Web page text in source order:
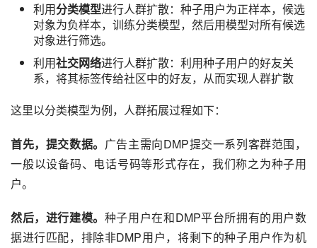
利用分类模型进行人群扩散：种子用户为正样本，候选
对象为负样本，训练分类模型，然后用模型对所有候选
对象进行筛选。
利用社交网络进行人群扩散：利用种子用户的好友关
系，将其标签传给社区中的好友，从而实现人群扩散
这里以分类模型为例，人群拓展过程如下：
首先，提交数据。 广告主需向DMP提交一系列客群范围，
一般以设备码、电话号码等形式存在，我们称之为种子用
户。
然后，进行建模。 种子用户在和DMP平台所拥有的用户数
据进行匹配，排除非DMP用户，将剩下的种子用户作为机